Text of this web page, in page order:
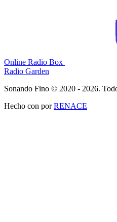
Online Radio Box
Radio Garden
Sonando Fino © 2020 - 2026.
Hecho con porRENACE